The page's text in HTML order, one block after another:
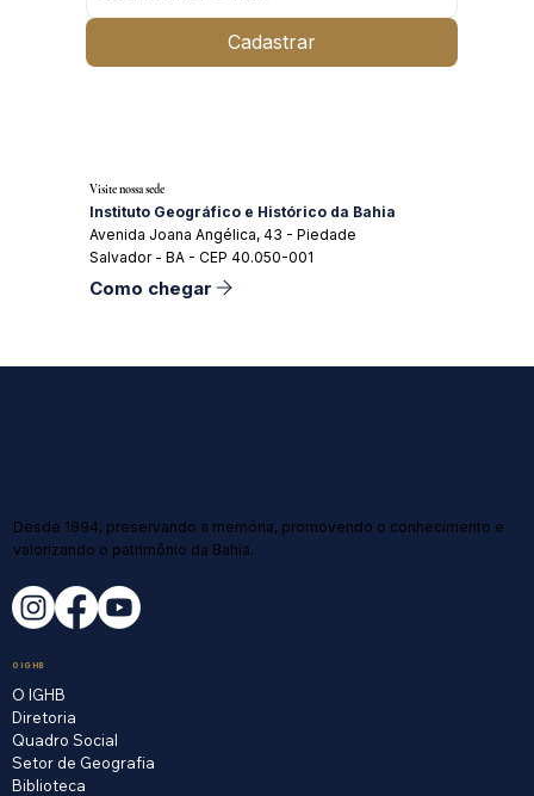
Cadastrar
Visite nossa sede
Instituto Geográfico e Histórico da Bahia
Avenida Joana Angélica, 43 - Piedade
Salvador - BA - CEP 40.050-001
Como chegar
Desde 1894, preservando a memória, promovendo o conhecimento e
valorizando o patrimônio da Bahia.
O IGHB
O IGHB
Diretoria
Quadro Social
Setor de Geografia
Biblioteca